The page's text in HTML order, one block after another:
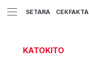
SETARA CEKFAKTA
KATOKITO